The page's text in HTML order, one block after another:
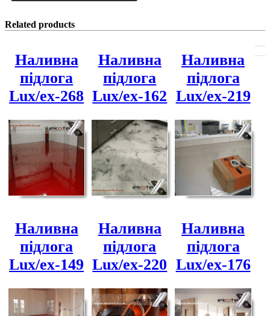
Related products
Наливна
підлога
Lux/ex-268
Наливна
підлога
Lux/ex-162
Наливна
підлога
Lux/ex-219
Наливна
підлога
Lux/ex-149
Наливна
підлога
Lux/ex-220
Наливна
підлога
Lux/ex-176